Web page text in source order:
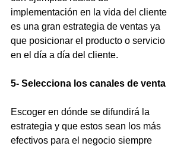
implementación en la vida del cliente
es una gran estrategia de ventas ya
que posicionar el producto o servicio
en el día a día del cliente.
5- Selecciona los canales de venta
Escoger en dónde se difundirá la
estrategia y que estos sean los más
efectivos para el negocio siempre